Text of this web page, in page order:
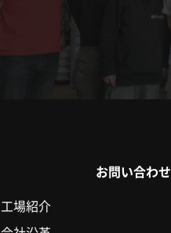
工場紹介
お問い合わせ